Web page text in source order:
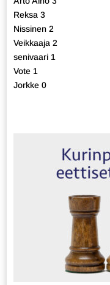
Reksa 3
Nissinen 2
Veikkaaja 2
senivaari 1
Vote 1
Jorkke 0